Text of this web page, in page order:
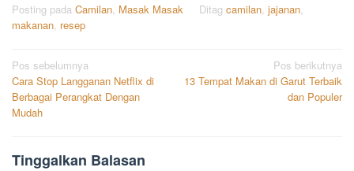
Posting pada Camilan, Masak Masak Ditag camilan, jajanan,
makanan, resep
Navigasi
pos
Pos sebelumnya
Cara Stop Langganan Netflix di
Berbagai Perangkat Dengan
Mudah
Pos berikutnya
13 Tempat Makan di Garut Terbaik
dan Populer
Tinggalkan Balasan